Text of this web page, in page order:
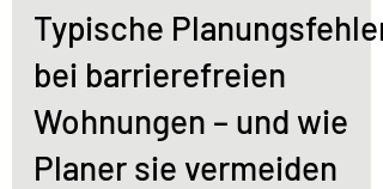
vor 2 Tagen
2 Min. Lesezeit
Typische Planungsfehler
bei barrierefreien
Wohnungen – und wie